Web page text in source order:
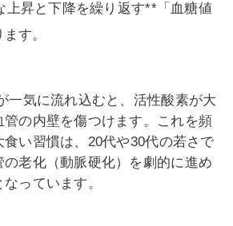
上昇と下降を繰り返す**「血糖値
す。
一気に流れ込むと、活性酸素が大
管の内壁を傷つけます。これを頻
い習慣は、20代や30代の若さで
の老化（動脈硬化）を劇的に進め
っています。